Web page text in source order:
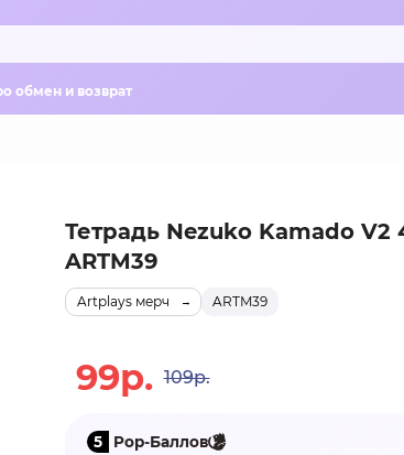
обмен и возврат
Тетрадь Nezuko Kamado V2
ARTM39
ARTM39
Artplays мерч
99р. 109р.
5 Pop-Баллов